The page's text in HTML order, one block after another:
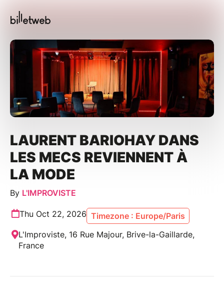
LAURENT BARIOHAY DANS
LES MECS REVIENNENT À
LA MODE
By L'IMPROVISTE
Thu Oct 22, 2026 Timezone : Europe/Paris
L'Improviste, 16 Rue Majour, Brive-la-Gaillarde,
France